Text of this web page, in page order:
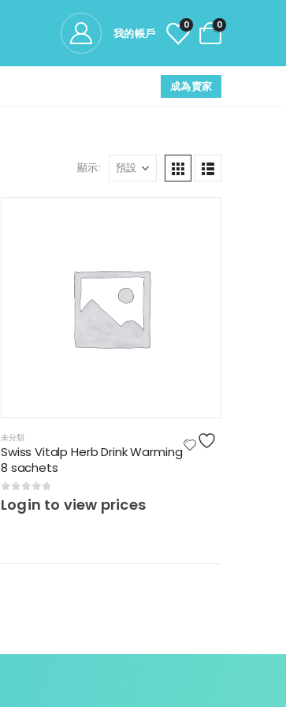
我的帳戶
0 0
成為賣家
顯示:
未分類
Swiss Vitalp Herb Drink Warming
8 sachets
0 out of 5
Login to view prices